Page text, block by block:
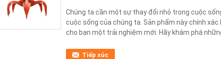
Tiếp xúc
Chúng ta cần một sự thay đổi nhỏ trong cuộc
cuộc sống của chúng ta. Sản phẩm này chính xác
cho bạn một trải nghiệm mới. Hãy khám phá